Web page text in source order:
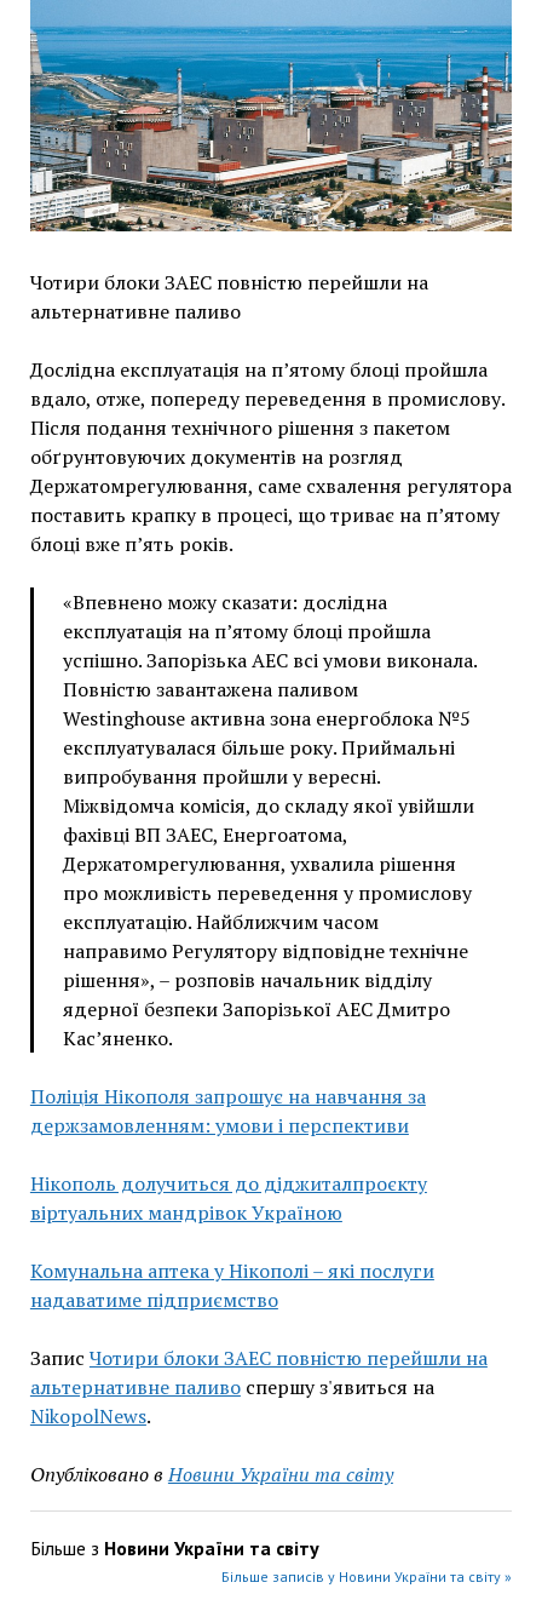
Чотири блоки ЗАЕС повністю перейшли на
альтернативне паливо
Дослідна експлуатація на п’ятому блоці пройшла
вдало, отже, попереду переведення в промислову.
Після подання технічного рішення з пакетом
обґрунтовуючих документів на розгляд
Держатомрегулювання, саме схвалення регулятора
поставить крапку в процесі, що триває на п’ятому
блоці вже п’ять років.
«Впевнено можу сказати: дослідна
експлуатація на п’ятому блоці пройшла
успішно. Запорізька АЕС всі умови виконала.
Повністю завантажена паливом
Westinghouse активна зона енергоблока №5
експлуатувалася більше року. Приймальні
випробування пройшли у вересні.
Міжвідомча комісія, до складу якої увійшли
фахівці ВП ЗАЕС, Енергоатома,
Держатомрегулювання, ухвалила рішення
про можливість переведення у промислову
експлуатацію. Найближчим часом
направимо Регулятору відповідне технічне
рішення», – розповів начальник відділу
ядерної безпеки Запорізької АЕС Дмитро
Кас’яненко.
Поліція Нікополя запрошує на навчання за
держзамовленням: умови і перспективи
Нікополь долучиться до діджиталпроєкту
віртуальних мандрівок Україною
Комунальна аптека у Нікополі – які послуги
надаватиме підприємство
Запис Чотири блоки ЗАЕС повністю перейшли на
альтернативне паливоспершу з'явиться на
NikopolNews.
Опубліковано в Новини України та світу
Більше з Новини України та світу
Більше записів у Новини України та світу »